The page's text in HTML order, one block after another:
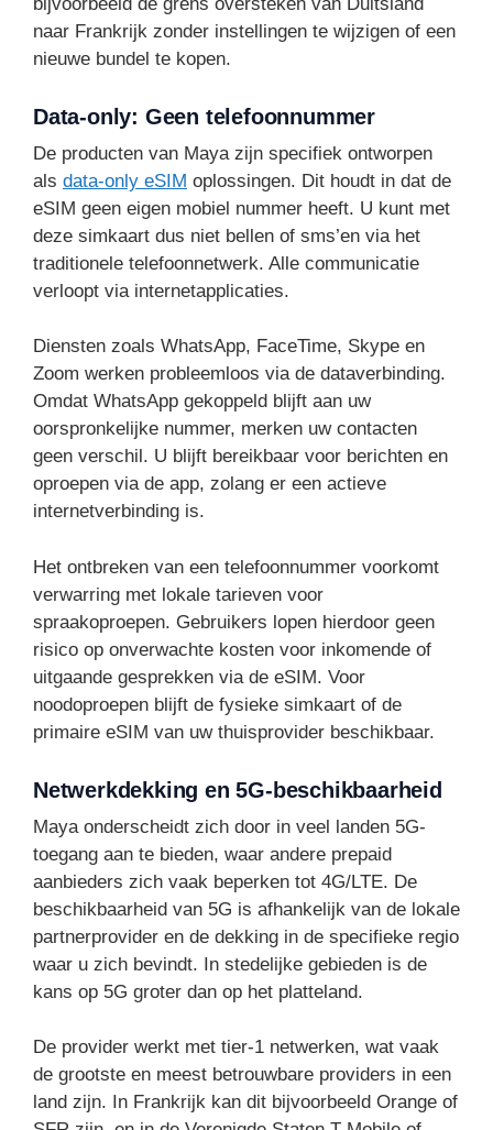
naar Frankrijk zonder instellingen te wijzigen of een
nieuwe bundel te kopen.
Data-only: Geen telefoonnummer
De producten van Maya zijn specifiek ontworpen
als data-only eSIM oplossingen. Dit houdt in dat de
eSIM geen eigen mobiel nummer heeft. U kunt met
deze simkaart dus niet bellen of sms’en via het
traditionele telefoonnetwerk. Alle communicatie
verloopt via internetapplicaties.
Diensten zoals WhatsApp, FaceTime, Skype en
Zoom werken probleemloos via de dataverbinding.
Omdat WhatsApp gekoppeld blijft aan uw
oorspronkelijke nummer, merken uw contacten
geen verschil. U blijft bereikbaar voor berichten en
oproepen via de app, zolang er een actieve
internetverbinding is.
Het ontbreken van een telefoonnummer voorkomt
verwarring met lokale tarieven voor
spraakoproepen. Gebruikers lopen hierdoor geen
risico op onverwachte kosten voor inkomende of
uitgaande gesprekken via de eSIM. Voor
noodoproepen blijft de fysieke simkaart of de
primaire eSIM van uw thuisprovider beschikbaar.
Netwerkdekking en 5G-beschikbaarheid
Maya onderscheidt zich door in veel landen 5G-
toegang aan te bieden, waar andere prepaid
aanbieders zich vaak beperken tot 4G/LTE. De
beschikbaarheid van 5G is afhankelijk van de lokale
partnerprovider en de dekking in de specifieke regio
waar u zich bevindt. In stedelijke gebieden is de
kans op 5G groter dan op het platteland.
De provider werkt met tier-1 netwerken, wat vaak
de grootste en meest betrouwbare providers in een
land zijn. In Frankrijk kan dit bijvoorbeeld Orange of